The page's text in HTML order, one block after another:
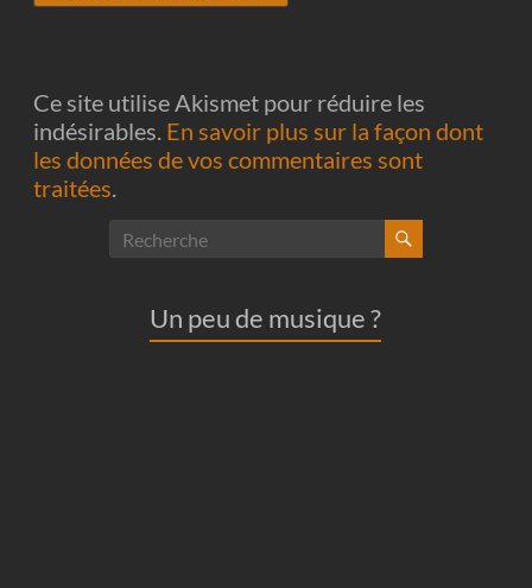
Ce site utilise Akismet pour réduire les
indésirables. En savoir plus sur la façon dont
les données de vos commentaires sont
traitées.
Un peu de musique ?